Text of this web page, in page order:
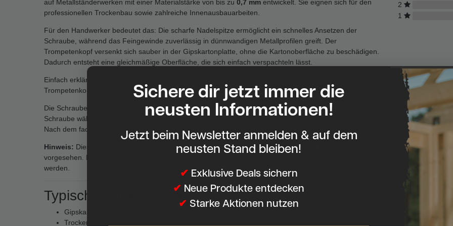
auf Metallständerwerken mit einer Materialstärke von bis zu 0,7 mm entwickelt. Sie eignen sich für den
professionellen Trockenbau sowie zahlreiche Innenausbauarbeiten.
Für den Handwerker bedeutet das: Die scharfe Nadelspitze ermöglicht ein schnelles Ansetzen der
Schraube, während das Feingewinde zuverlässig in dünnwandigen Metallprofilen greift. Der
Trompetenkopf versenkt sich sauber in der Gipskartonplatte, ohne die Kartonoberfläche zu beschädigen.
Dadurch entsteht eine gleichmäßige Oberfläche, die sich einfach verspachteln lässt.
Einfach erklärt: Die Schraube wird direkt durch die Gipskartonplatte in das Metallprofil eingeschraubt. Der
Trompetenkopf verschwindet bündig in der Platte und hält diese sicher auf der Unterkonstruktion fest.
Die Schrauben bestehen aus Stahl und sind schwarz phosphatiert. Die Phosphatierung schützt die
Schraube während der Verarbeitung und verhindert eine chemische Reaktion mit der Gipskartonplatte.
Nach dem fachgerechten Verspachteln sind die Schraubenköpfe zusätzlich vor Feuchtigkeit geschützt.
Hinweis: Diese Schnellbauschrauben sind ausschließlich für Metallprofile bis0,7 mm
vorgesehen. Für Holzunterkonstruktionen sollten Schnellbauschrauben mit Grobgewinde verwendet
werden.
Typische Anwendungen:
Gipskartonplatten auf Metallständerwerken
Trockenbau
2
1
Sichere dir jetzt immer die
neusten Informationen!
Jetzt beim Newsletter anmelden & auf dem
neusten Stand bleiben!
✔ Exklusive Deals sichern
✔ Neue Produkte entdecken
✔ Starke Aktionen nutzen